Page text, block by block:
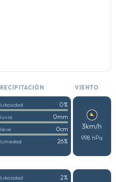
VIENTO
0%
0mm
0cm
26%
3km/h
998 hPa
2%